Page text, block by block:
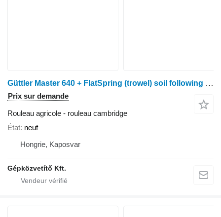
Güttler Master 640 + FlatSpring (trowel) soil following roller
Prix sur demande
Rouleau agricole - rouleau cambridge
État neuf
Hongrie, Kaposvar
Gépközvetítő Kft.